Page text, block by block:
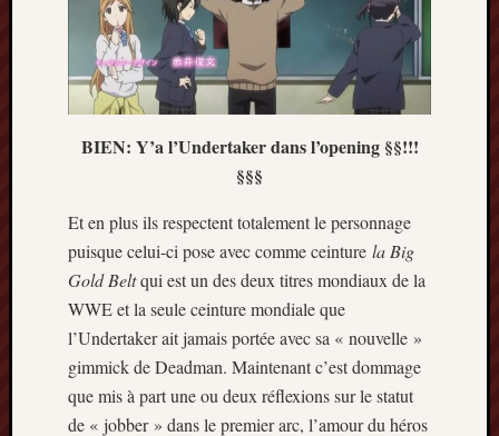
BIEN: Y’a l’Undertaker dans l’opening §§!!!
§§§
Et en plus ils respectent totalement le personnage
puisque celui-ci pose avec comme ceinture la Big
Gold Beltqui est un des deux titres mondiaux de la
WWE et la seule ceinture mondiale que
l’Undertaker ait jamais portée avec sa « nouvelle »
gimmick de Deadman. Maintenant c’est dommage
que mis à part une ou deux réflexions sur le statut
de « jobber » dans le premier arc, l’amour du héros